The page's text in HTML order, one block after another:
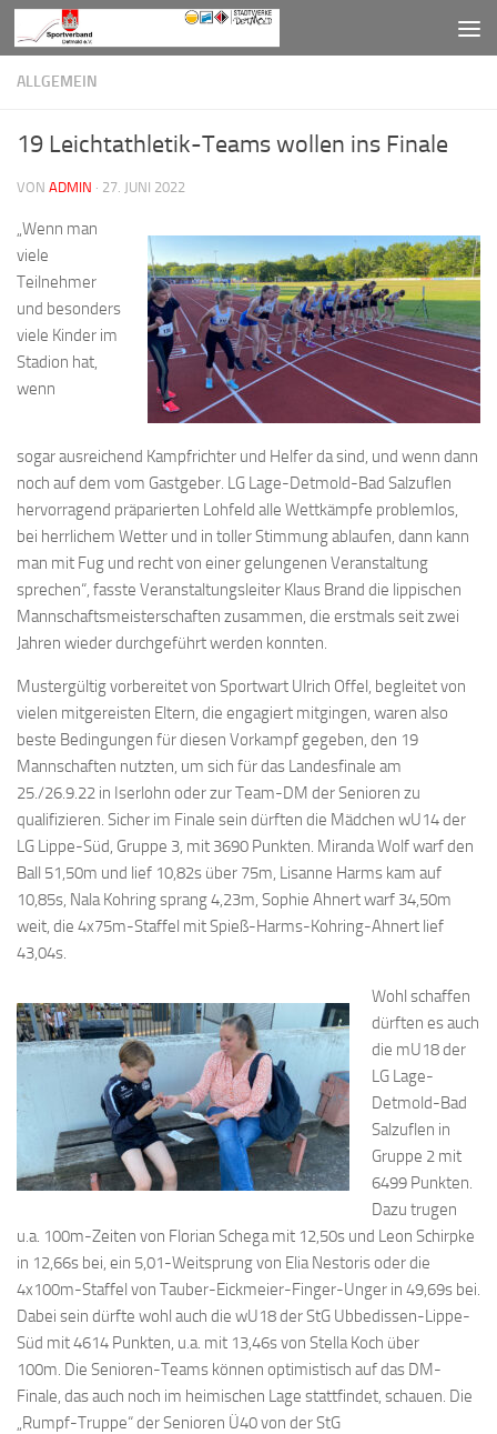
Zum Inhalt springen
ALLGEMEIN
19 Leichtathletik-Teams wollen ins Finale
VON ADMIN · 27. JUNI 2022
„Wenn man
viele
Teilnehmer
und besonders
viele Kinder im
Stadion hat,
wenn
sogar ausreichend Kampfrichter und Helfer da sind, und wenn dann
noch auf dem vom Gastgeber. LG Lage-Detmold-Bad Salzuflen
hervorragend präparierten Lohfeld alle Wettkämpfe problemlos,
bei herrlichem Wetter und in toller Stimmung ablaufen, dann kann
man mit Fug und recht von einer gelungenen Veranstaltung
sprechen“, fasste Veranstaltungsleiter Klaus Brand die lippischen
Mannschaftsmeisterschaften zusammen, die erstmals seit zwei
Jahren wieder durchgeführt werden konnten.
Mustergültig vorbereitet von Sportwart Ulrich Offel, begleitet von
vielen mitgereisten Eltern, die engagiert mitgingen, waren also
beste Bedingungen für diesen Vorkampf gegeben, den 19
Mannschaften nutzten, um sich für das Landesfinale am
25./26.9.22 in Iserlohn oder zur Team-DM der Senioren zu
qualifizieren. Sicher im Finale sein dürften die Mädchen wU14 der
LG Lippe-Süd, Gruppe 3, mit 3690 Punkten. Miranda Wolf warf den
Ball 51,50m und lief 10,82s über 75m, Lisanne Harms kam auf
10,85s, Nala Kohring sprang 4,23m, Sophie Ahnert warf 34,50m
weit, die 4x75m-Staffel mit Spieß-Harms-Kohring-Ahnert lief
43,04s.
Wohl schaffen
dürften es auch
die mU18 der
LG Lage-
Detmold-Bad
Salzuflen in
Gruppe 2 mit
6499 Punkten.
Dazu trugen
u.a. 100m-Zeiten von Florian Schega mit 12,50s und Leon Schirpke
in 12,66s bei, ein 5,01-Weitsprung von Elia Nestoris oder die
4x100m-Staffel von Tauber-Eickmeier-Finger-Unger in 49,69s bei.
Dabei sein dürfte wohl auch die wU18 der StG Ubbedissen-Lippe-
Süd mit 4614 Punkten, u.a. mit 13,46s von Stella Koch über
100m. Die Senioren-Teams können optimistisch auf das DM-
Finale, das auch noch im heimischen Lage stattfindet, schauen. Die
„Rumpf-Truppe“ der Senioren Ü40 von der StG